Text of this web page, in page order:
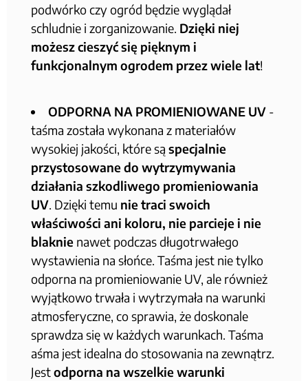
podwórko czy ogród będzie wyglądał
schludnie i zorganizowanie. Dzięki niej
możesz cieszyć się pięknym i
funkcjonalnym ogrodem przez wiele lat!
ODPORNA NA PROMIENIOWANE UV -
taśma została wykonana z materiałów
wysokiej jakości, które są specjalnie
przystosowane do wytrzymywania
działania szkodliwego promieniowania
UV. Dzięki temu nie traci swoich
właściwości ani koloru, nie parcieje i nie
blaknie nawet podczas długotrwałego
wystawienia na słońce. Taśma jest nie tylko
odporna na promieniowanie UV, ale również
wyjątkowo trwała i wytrzymała na warunki
atmosferyczne, co sprawia, że doskonale
sprawdza się w każdych warunkach. Taśma
aśma jest idealna do stosowania na zewnątrz.
Jestodporna na wszelkie warunki